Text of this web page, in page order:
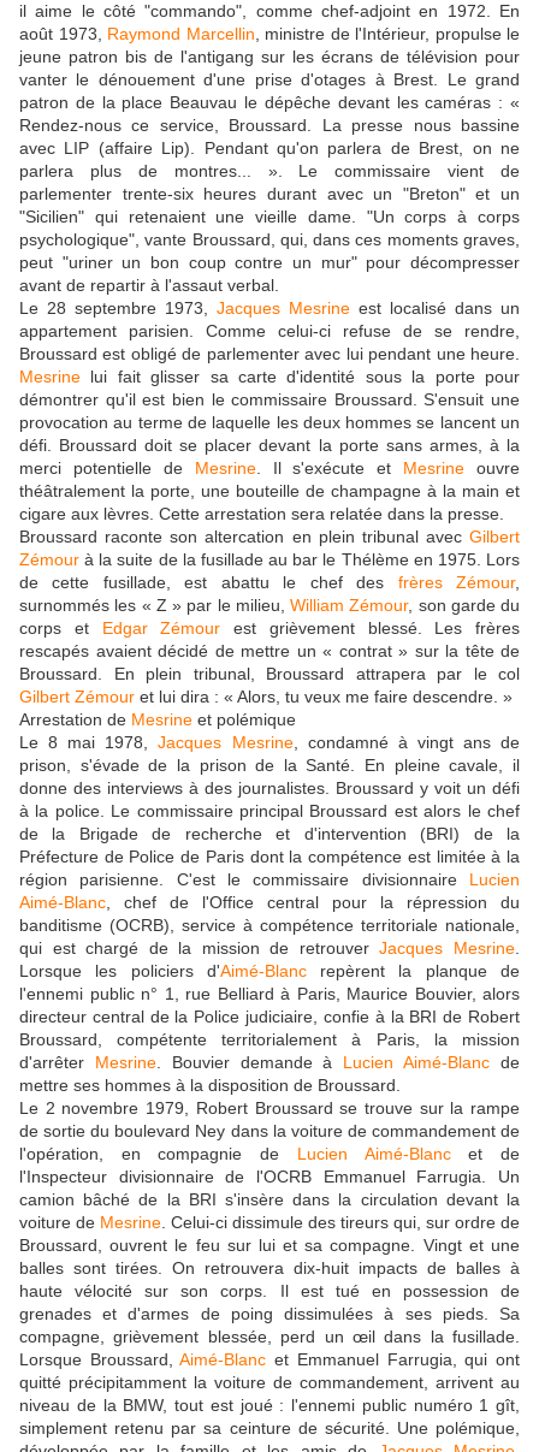
il aime le côté "commando", comme chef-adjoint en 1972. En
août 1973, Raymond Marcellin , ministre de l'Intérieur, propulse le
jeune patron bis de l'antigang sur les écrans de télévision pour
vanter le dénouement d'une prise d'otages à Brest. Le grand
patron de la place Beauvau le dépêche devant les caméras : «
Rendez-nous ce service, Broussard. La presse nous bassine
avec LIP (affaire Lip). Pendant qu'on parlera de Brest, on ne
parlera plus de montres... ». Le commissaire vient de
parlementer trente-six heures durant avec un "Breton" et un
"Sicilien" qui retenaient une vieille dame. "Un corps à corps
psychologique", vante Broussard, qui, dans ces moments graves,
peut "uriner un bon coup contre un mur" pour décompresser
avant de repartir à l'assaut verbal.
Le 28 septembre 1973, Jacques Mesrine est localisé dans un
appartement parisien. Comme celui-ci refuse de se rendre,
Broussard est obligé de parlementer avec lui pendant une heure.
Mesrine lui fait glisser sa carte d'identité sous la porte pour
démontrer qu'il est bien le commissaire Broussard. S'ensuit une
provocation au terme de laquelle les deux hommes se lancent un
défi. Broussard doit se placer devant la porte sans armes, à la
merci potentielle de Mesrine. Il s'exécute et Mesrine ouvre
théâtralement la porte, une bouteille de champagne à la main et
cigare aux lèvres. Cette arrestation sera relatée dans la presse.
Broussard raconte son altercation en plein tribunal avec Gilbert
Zémour à la suite de la fusillade au bar le Thélème en 1975. Lors
de cette fusillade, est abattu le chef des frères Zémour,
surnommés les « Z » par le milieu, William Zémour, son garde du
corps et Edgar Zémour est grièvement blessé. Les frères
rescapés avaient décidé de mettre un « contrat » sur la tête de
Broussard. En plein tribunal, Broussard attrapera par le col
Gilbert Zémour et lui dira : « Alors, tu veux me faire descendre. »
Arrestation de Mesrine et polémique
Le 8 mai 1978,Jacques Mesrine, condamné à vingt ans de
prison, s'évade de la prison de la Santé. En pleine cavale, il
donne des interviews à des journalistes. Broussard y voit un défi
à la police. Le commissaire principal Broussard est alors le chef
de la Brigade de recherche et d'intervention (BRI) de la
Préfecture de Police de Paris dont la compétence est limitée à la
région parisienne. C'est le commissaire divisionnaire Lucien
Aimé-Blanc , chef de l'Office central pour la répression du
banditisme (OCRB), service à compétence territoriale nationale,
qui est chargé de la mission de retrouverJacques Mesrine
Lorsque les policiers d'Aimé-Blancrepèrent la planque de
l'ennemi public n° 1, rue Belliard à Paris, Maurice Bouvier, alors
directeur central de la Police judiciaire, confie à la BRI de Robert
Broussard, compétente territorialement à Paris, la mission
d'arrêter Mesrine. Bouvier demande à Lucien Aimé-Blanc de
mettre ses hommes à la disposition de Broussard.
Le 2 novembre 1979, Robert Broussard se trouve sur la rampe
de sortie du boulevard Ney dans la voiture de commandement de
l'opération, en compagnie de Lucien Aimé-Blancet de
l'Inspecteur divisionnaire de l'OCRB Emmanuel Farrugia. Un
camion bâché de la BRI s'insère dans la circulation devant la
voiture de Mesrine . Celui-ci dissimule des tireurs qui, sur ordre de
Broussard, ouvrent le feu sur lui et sa compagne. Vingt et une
balles sont tirées. On retrouvera dix-huit impacts de balles à
haute vélocité sur son corps. Il est tué en possession de
grenades et d'armes de poing dissimulées à ses pieds. Sa
compagne, grièvement blessée, perd un œil dans la fusillade.
Lorsque Broussard,Aimé-Blanc et Emmanuel Farrugia, qui ont
quitté précipitamment la voiture de commandement, arrivent au
niveau de la BMW, tout est joué : l'ennemi public numéro 1 gît,
simplement retenu par sa ceinture de sécurité. Une polémique,